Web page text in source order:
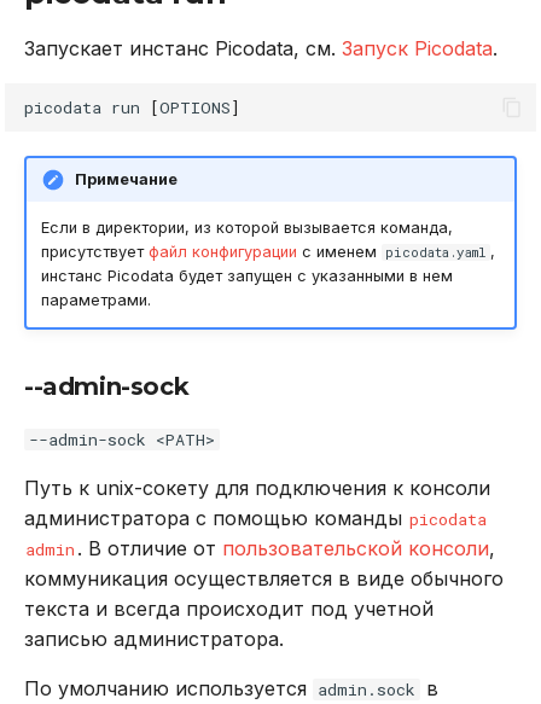
--pg-listen
--replicaset-name
--script
--share-dir
--shredding
--tier
picodata admin
--csv
GRANT
TRUNCATE TABLE
UPDATE
VALUES
Запускает инстанс Picodata, см. Запуск Picodata.
picodata run [OPTIONS]
Примечание
Если в директории, из которой вызывается команда,
присутствует файл конфигурации с именем picodata.yaml ,
инстанс Picodata будет запущен с указанными в нем
параметрами.
--admin-sock
--admin-sock <PATH>
Путь к unix-сокету для подключения к консоли
администратора с помощью команды picodata
admin . В отличие от пользовательской консоли,
коммуникация осуществляется в виде обычного
текста и всегда происходит под учетной
записью администратора.
По умолчанию используется admin.sock
в